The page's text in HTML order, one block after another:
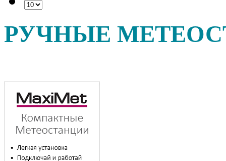
РУЧНЫЕ